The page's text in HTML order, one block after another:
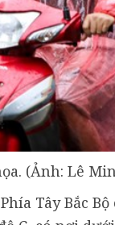
(Ảnh: Lê
Tây Bắc